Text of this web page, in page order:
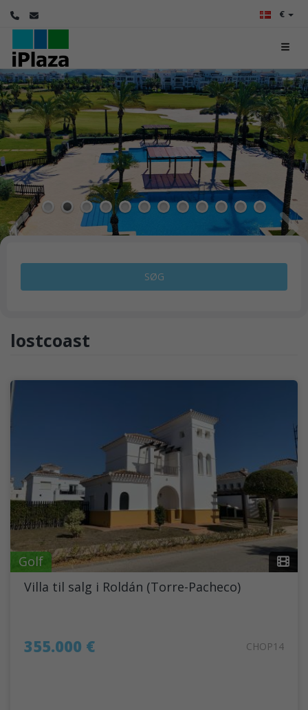
€
1 2 3 4 5 6 7 8 9 10 11 12
SØG
lostcoast
Golf
Villa til salg i Roldán (Torre-Pacheco)
355.000 € CHOP14